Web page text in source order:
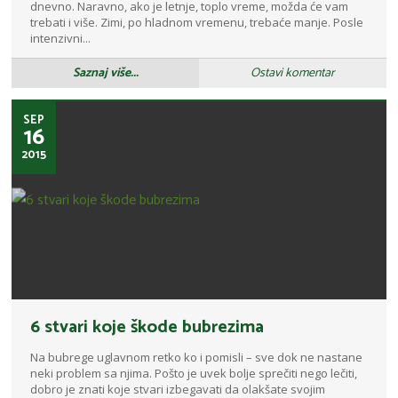
dnevno. Naravno, ako je letnje, toplo vreme, možda će vam
trebati i više. Zimi, po hladnom vremenu, trebaće manje. Posle
intenzivni...
Saznaj više... Ostavi komentar
SEP
16
2015
6 stvari koje škode bubrezima
Na bubrege uglavnom retko ko i pomisli – sve dok ne nastane
neki problem sa njima. Pošto je uvek bolje sprečiti nego lečiti,
dobro je znati koje stvari izbegavati da olakšate svojim